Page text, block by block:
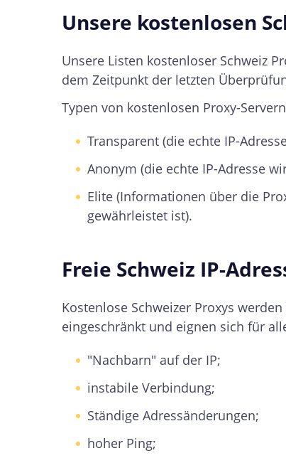
Unsere kostenlosen
Unsere Listen kostenloser Schweiz
dem Zeitpunkt der letzten
Typen von kostenlosen Proxy-
Transparent (die echte IP-
Anonym (die echte IP-Adresse
Elite (Informationen über die
gewährleistet ist).
Freie Schweiz IP-
Kostenlose Schweizer Proxys
eingeschränkt und eignen sich für
"Nachbarn" auf der IP;
instabile Verbindung;
Ständige Adressänderungen;
hoher Ping;